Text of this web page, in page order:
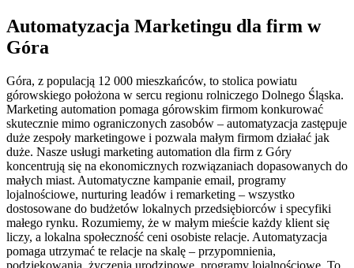
Automatyzacja Marketingu dla firm w
Góra
Góra, z populacją 12 000 mieszkańców, to stolica powiatu
górowskiego położona w sercu regionu rolniczego Dolnego Śląska.
Marketing automation pomaga górowskim firmom konkurować
skutecznie mimo ograniczonych zasobów – automatyzacja zastępuje
duże zespoły marketingowe i pozwala małym firmom działać jak
duże. Nasze usługi marketing automation dla firm z Góry
koncentrują się na ekonomicznych rozwiązaniach dopasowanych do
małych miast. Automatyczne kampanie email, programy
lojalnościowe, nurturing leadów i remarketing – wszystko
dostosowane do budżetów lokalnych przedsiębiorców i specyfiki
małego rynku. Rozumiemy, że w małym mieście każdy klient się
liczy, a lokalna społeczność ceni osobiste relacje. Automatyzacja
pomaga utrzymać te relacje na skalę – przypomnienia,
podziękowania, życzenia urodzinowe, programy lojalnościowe. To